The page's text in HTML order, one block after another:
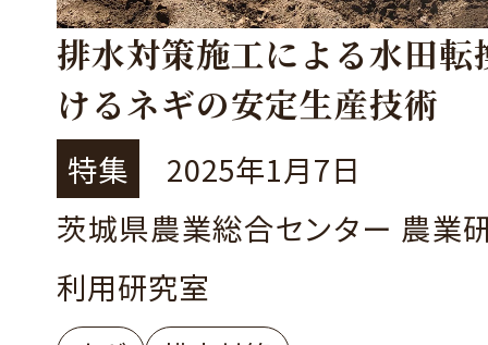
排水対策施工による水田転
けるネギの安定生産技術
特集
2025年1月7日
茨城県農業総合センター 農業
利用研究室